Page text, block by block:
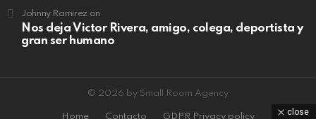
Johnny Ramirezon
Nos deja Victor Rivera, amigo, colega, deportista y
gran ser humano
© 2026 by Small Room Agency
Home Contacto GDPR Privacy policy close